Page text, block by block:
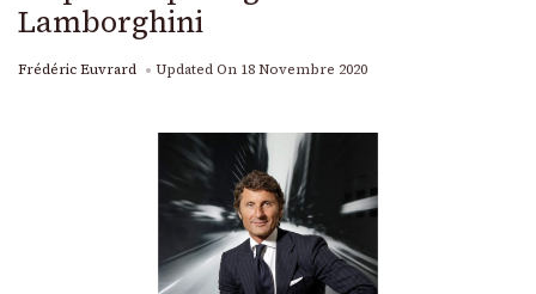
Lamborghini
Frédéric Euvrard Updated On 18 Novembre 2020